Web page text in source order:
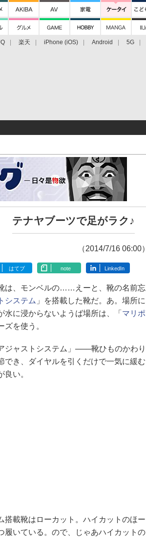
楽天 iPhone (iOS) Android 5G
テナヤブーツで足がラク♪
（2014/7/16 06:00）
はてブ note LinkedIn
は、モンベルの……えーと、靴の名前忘
システム 」を搭載した靴だ。あ。場所に
に浸からないようば場所は、「 マリポ
ズを使う。
ャストシステム」───靴ひものかわり
でき、ダイヤルを引くだけで一気に緩む
い。
載靴はローカット。ハイカットのほー
履いている。ので、じゃあハイカットの